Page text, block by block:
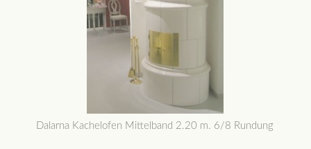
Dalarna Kachelofen Mittelband 2.20 m. 6/8 Rundung